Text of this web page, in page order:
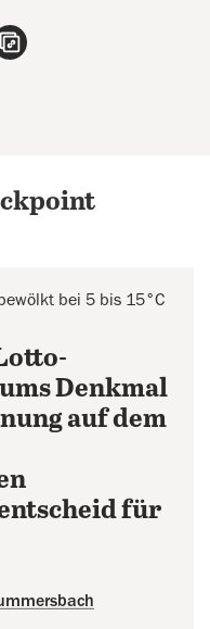
teilen
E-Mail teilen
bei 5 bis 15°C
Denkmal
auf dem
für